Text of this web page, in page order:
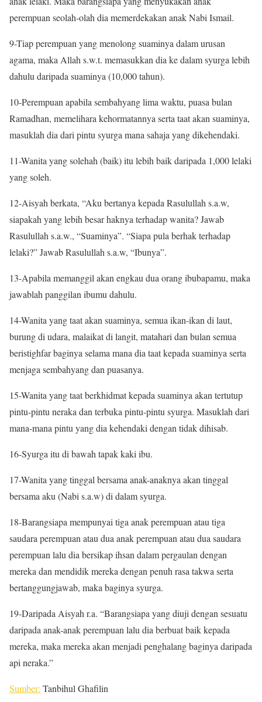
perempuan seolah-olah dia memerdekakan anak Nabi Ismail.
9-Tiap perempuan yang menolong suaminya dalam urusan
agama, maka Allah s.w.t. memasukkan dia ke dalam syurga lebih
dahulu daripada suaminya (10,000 tahun).
10-Perempuan apabila sembahyang lima waktu, puasa bulan
Ramadhan, memelihara kehormatannya serta taat akan suaminya,
masuklah dia dari pintu syurga mana sahaja yang dikehendaki.
11-Wanita yang solehah (baik) itu lebih baik daripada 1,000 lelaki
yang soleh.
12-Aisyah berkata, “Aku bertanya kepada Rasulullah s.a.w,
siapakah yang lebih besar haknya terhadap wanita? Jawab
Rasulullah s.a.w., “Suaminya”. “Siapa pula berhak terhadap
lelaki?” Jawab Rasulullah s.a.w, “Ibunya”.
13-Apabila memanggil akan engkau dua orang ibubapamu, maka
jawablah panggilan ibumu dahulu.
14-Wanita yang taat akan suaminya, semua ikan-ikan di laut,
burung di udara, malaikat di langit, matahari dan bulan semua
beristighfar baginya selama mana dia taat kepada suaminya serta
menjaga sembahyang dan puasanya.
15-Wanita yang taat berkhidmat kepada suaminya akan tertutup
pintu-pintu neraka dan terbuka pintu-pintu syurga. Masuklah dari
mana-mana pintu yang dia kehendaki dengan tidak dihisab.
16-Syurga itu di bawah tapak kaki ibu.
17-Wanita yang tinggal bersama anak-anaknya akan tinggal
bersama aku (Nabi s.a.w) di dalam syurga.
18-Barangsiapa mempunyai tiga anak perempuan atau tiga
saudara perempuan atau dua anak perempuan atau dua saudara
perempuan lalu dia bersikap ihsan dalam pergaulan dengan
mereka dan mendidik mereka dengan penuh rasa takwa serta
bertanggungjawab, maka baginya syurga.
19-Daripada Aisyah r.a. “Barangsiapa yang diuji dengan sesuatu
daripada anak-anak perempuan lalu dia berbuat baik kepada
mereka, maka mereka akan menjadi penghalang baginya daripada
api neraka.”
Sumber: Tanbihul Ghafilin